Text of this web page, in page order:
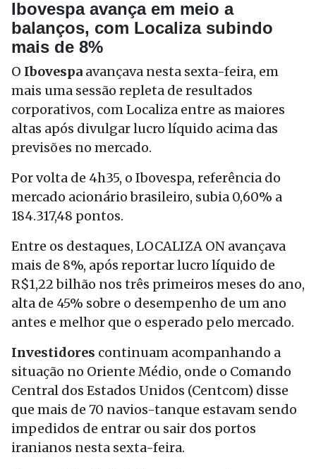
Ibovespa avança em meio a
balanços, com Localiza subindo
mais de 8%
O Ibovespa avançava nesta sexta-feira, em
mais uma sessão repleta de resultados
corporativos, com Localiza entre as maiores
altas após divulgar lucro líquido acima das
previsões no mercado.
Por volta de 4h35, o Ibovespa, referência do
mercado acionário brasileiro, subia 0,60% a
184.317,48 pontos.
Entre os destaques, LOCALIZA ON avançava
mais de 8%, após reportar lucro líquido de
R$1,22 bilhão nos três primeiros meses do ano,
alta de 45% sobre o desempenho de um ano
antes e melhor que o esperado pelo mercado.
Investidores continuam acompanhando a
situação no Oriente Médio, onde o Comando
Central dos Estados Unidos (Centcom) disse
que mais de 70 navios-tanque estavam sendo
impedidos de entrar ou sair dos portos
iranianos nesta sexta-feira.